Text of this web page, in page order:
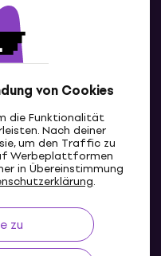
von Cookies
die Funktionalität
Nach deiner
um den Traffic zu
Werbeplattformen
in Übereinstimmung
.
zu
uns